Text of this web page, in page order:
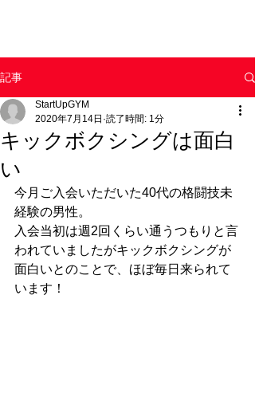
記事
キックボクシングは面白
い
StartUpGYM
2020年7月14日 読了時間: 1分
今月ご入会いただいた40代の格闘技未
経験の男性。
入会当初は週2回くらい通うつもりと言
われていましたがキックボクシングが
面白いとのことで、ほぼ毎日来られて
います！